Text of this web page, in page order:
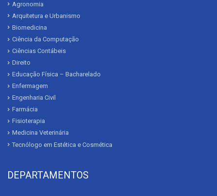
Agronomia
Arquitetura e Urbanismo
Biomedicina
Ciência da Computação
Ciências Contábeis
Direito
Educação Física – Bacharelado
Enfermagem
Engenharia Civil
Farmácia
Fisioterapia
Medicina Veterinária
Tecnólogo em Estética e Cosmética
DEPARTAMENTOS